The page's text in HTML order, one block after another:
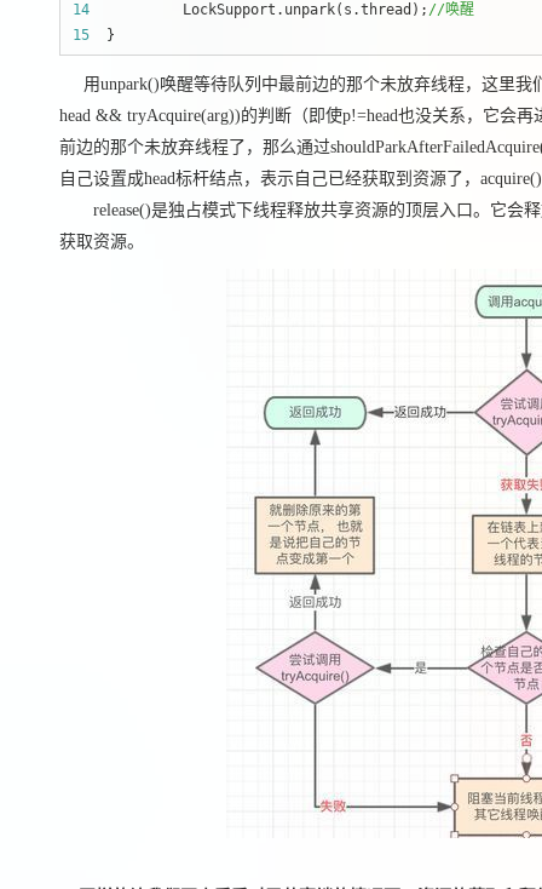
14
           LockSupport.unpark(s.thread);
//唤醒
15
  }
用unpark()唤醒等待队列中最前边的那个未放弃线程，这里我
head && tryAcquire(arg))的判断（即使p!=head也没关系，它会
前边的那个未放弃线程了，那么通过
自己设置成head标杆结点，表示自己已经获取到资源了，
release()是独占模式下线程释放共享资源的顶层入口。它会
获取资源。